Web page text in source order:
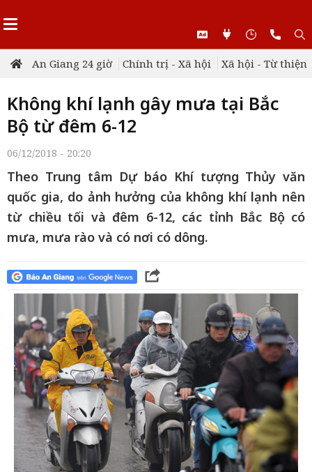
An Giang 24 giờ Chính trị - Xã hội Xã hội - Từ thiện
Không khí lạnh gây mưa tại Bắc
Bộ từ đêm 6-12
06/12/2018 - 20:20
Theo Trung tâm Dự báo Khí tượng Thủy văn
quốc gia, do ảnh hưởng của không khí lạnh nên
từ chiều tối và đêm 6-12, các tỉnh Bắc Bộ có
mưa, mưa rào và có nơi có dông.